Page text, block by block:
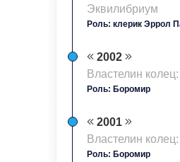
Эквилибриум
Роль: клерик Эррол
2002
Властелин
Роль: Боромир
2001
Властелин
Роль: Боромир